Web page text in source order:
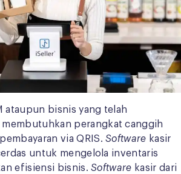
ataupun bisnis yang telah
perangkat canggih
via QRIS.Software kasir
untuk mengelola inventaris
efisiensi bisnis.Software kasir dari